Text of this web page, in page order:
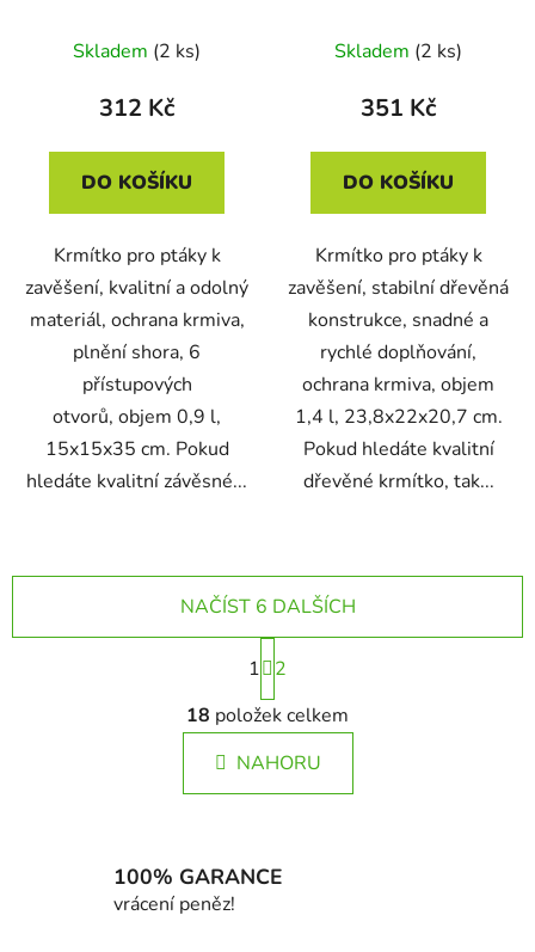
15x15x35 cm
Skladem (2 ks)
312 Kč
DO KOŠÍKU
Krmítko pro ptáky k
zavěšení, kvalitní a odolný
materiál, ochrana krmiva,
plnění shora, 6
přístupových
otvorů, objem 0,9 l,
15x15x35 cm. Pokud
hledáte kvalitní závěsné...
23,8x22x20,7 cm
Skladem (2 ks)
351 Kč
DO KOŠÍKU
Krmítko pro ptáky k
zavěšení, stabilní dřevěná
konstrukce, snadné a
rychlé doplňování,
ochrana krmiva, objem
1,4 l, 23,8x22x20,7 cm.
Pokud hledáte kvalitní
dřevěné krmítko, tak...
O
v
l
á
d
í
NAČÍST 6 DALŠÍCH
S
t
r
á
n
k
í
1
2
18 položek celkem
NAHORU
100% GARANCE
vrácení peněz!